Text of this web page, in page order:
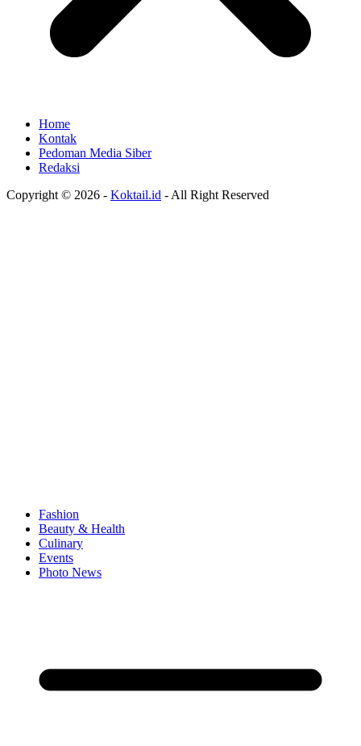
Home
Kontak
Pedoman Media Siber
Redaksi
Copyright © 2026 - Koktail.id - All Right Reserved
Fashion
Beauty & Health
Culinary
Events
Photo News